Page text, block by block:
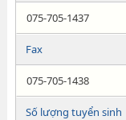
075-705-1437
Fax
075-705-1438
Số lượng tuyển sinh